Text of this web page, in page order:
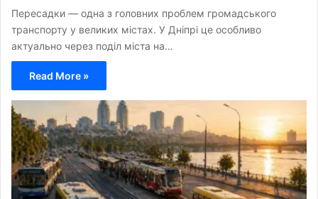
Пересадки — одна з головних проблем громадського
транспорту у великих містах. У Дніпрі це особливо
актуально через поділ міста на…
Read More »